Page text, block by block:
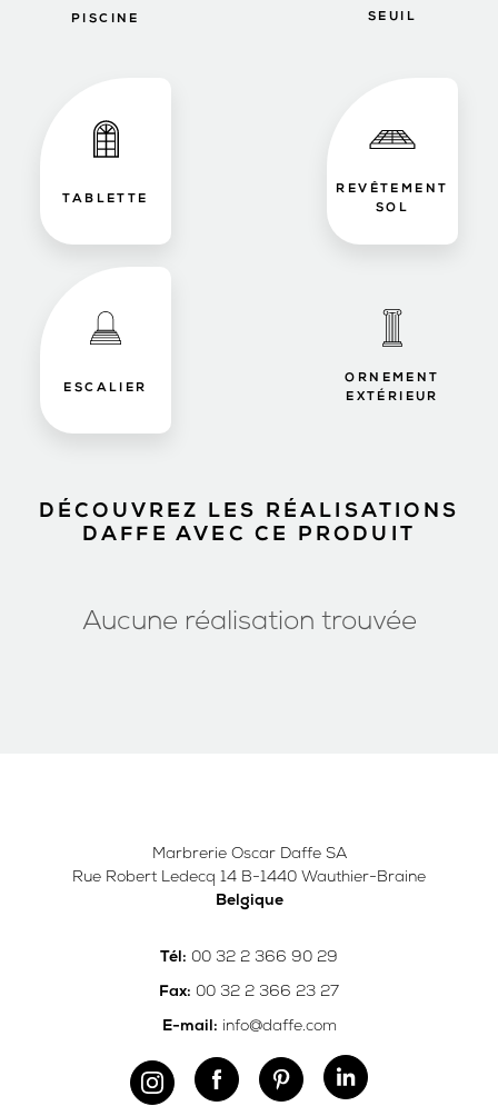
PISCINE SEUIL
TABLETTE
REVÊTEMENT
SOL
ESCALIER
ORNEMENT
EXTÉRIEUR
DÉCOUVREZ LES RÉALISATIONS
DAFFE AVEC CE PRODUIT
Aucune réalisation trouvée
Marbrerie Oscar Daffe SA
Rue Robert Ledecq 14 B-1440 Wauthier-Braine
Belgique
Tél: 00 32 2 366 90 29
Fax: 00 32 2 366 23 27
E-mail: info@daffe.com